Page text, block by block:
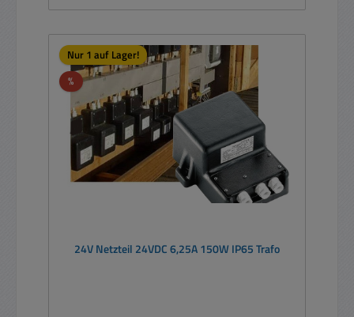
Nur 1 auf Lager!
%Rabatt
24V Netzteil 24VDC 6,25A 150W IP65 Trafo